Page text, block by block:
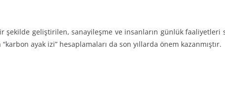
şekilde geliştirilen, sanayileşme ve insanların günlük faaliyetleri
ayak izi” hesaplamaları da son yıllarda önem kazanmıştır.